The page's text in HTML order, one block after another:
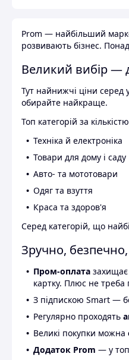
Prom — найбільший
розвивають бізнес.
Великий вибір —
Тут найнижчі ціни серед
обирайте найкраще.
Топ категорій за
Техніка й електроніка
Товари для дому і саду
Авто- та мототовари
Одяг та взуття
Краса та здоров'я
Серед категорій, що
Зручно,
Пром-оплата
картку. Плюс не треба
З підпискою Smart —
Регулярно проходять
Великі покупки можна
Додаток Prom — у